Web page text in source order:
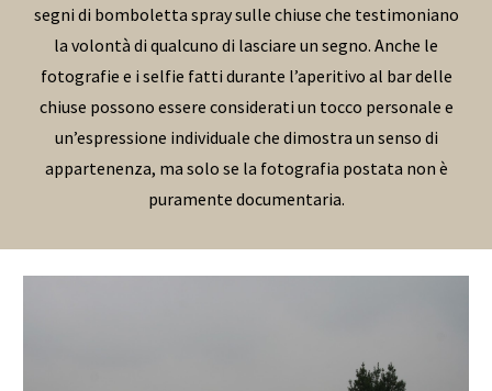
segni di bomboletta spray sulle chiuse che testimoniano
la volontà di qualcuno di lasciare un segno. Anche le
fotografie e i selfie fatti durante l’aperitivo al bar delle
chiuse possono essere considerati un tocco personale e
un’espressione individuale che dimostra un senso di
appartenenza, ma solo se la fotografia postata non è
puramente documentaria.